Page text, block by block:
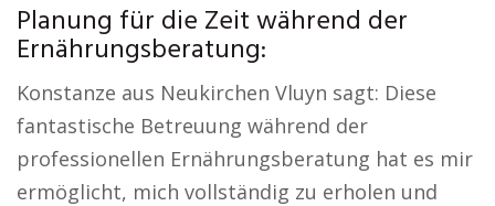
Planung für die Zeit während der
Ernährungsberatung:
Konstanze aus Neukirchen Vluyn sagt: Diese
fantastische Betreuung während der
professionellen Ernährungsberatung hat es mir
ermöglicht, mich vollständig zu erholen und